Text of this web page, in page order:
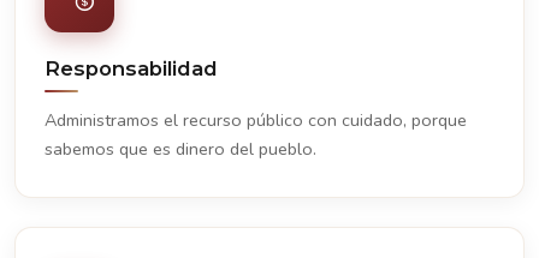
Responsabilidad
Administramos el recurso público con cuidado, porque
sabemos que es dinero del pueblo.